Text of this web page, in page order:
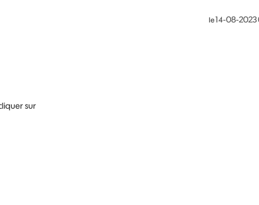
le‎14-08-2023
sur